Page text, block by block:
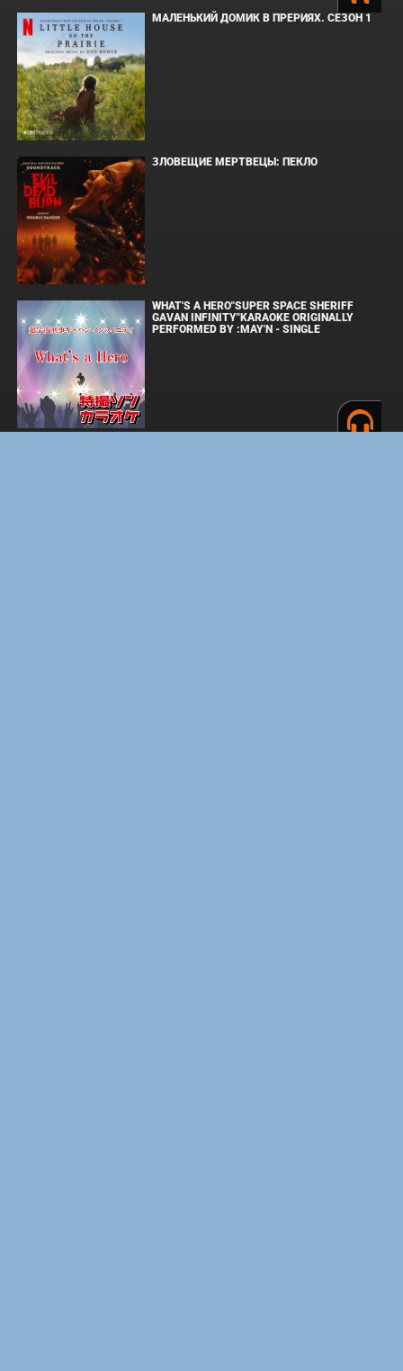
МАЛЕНЬКИЙ ДОМИК В ПРЕРИЯХ. СЕЗОН 1
ЗЛОВЕЩИЕ МЕРТВЕЦЫ: ПЕКЛО
WHAT'S A HERO"SUPER SPACE SHERIFF
GAVAN INFINITY"KARAOKE ORIGINALLY
PERFORMED BY :MAY'N - SINGLE